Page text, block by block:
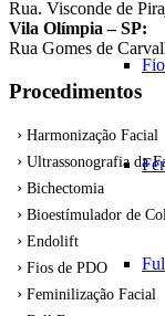
Rua. Visconde de
Vila Olímpia – SP:
Rua Gomes de
Procedimentos
Harmonização Facial
Ultrassonografia da
Bichectomia
Bioestímulador de
Endolift
Fios de PDO
Feminilização Facial